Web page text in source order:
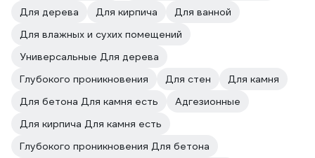
Для дерева
Для кирпича
Для ванной
Для влажных и сухих помещений
Универсальные Для дерева
Глубокого проникновения
Для стен
Для камня
Для бетона Для камня есть
Адгезионные
Для кирпича Для камня есть
Глубокого проникновения Для бетона